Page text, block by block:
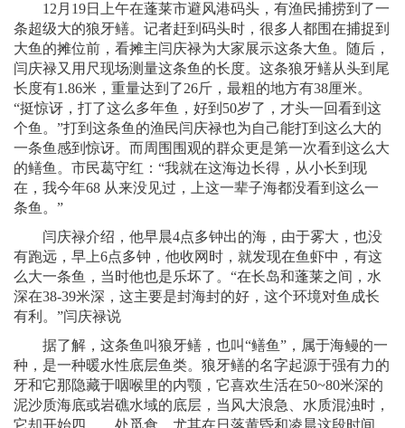
12月19日上午在蓬莱市避风港码头，有渔民捕捞到了一
条超级大的狼牙鳝。记者赶到码头时，很多人都围在捕捉到
大鱼的摊位前，看摊主闫庆禄为大家展示这条大鱼。随后，
闫庆禄又用尺现场测量这条鱼的长度。这条狼牙鳝从头到尾
长度有1.86米，重量达到了26斤，最粗的地方有38厘米。
“挺惊讶，打了这么多年鱼，好到50岁了，才头一回看到这
个鱼。”打到这条鱼的渔民闫庆禄也为自己能打到这么大的
一条鱼感到惊讶。而周围围观的群众更是第一次看到这么大
的鳝鱼。市民葛守红：“我就在这海边长得，从小长到现
在，我今年68 从来没见过，上这一辈子海都没看到这么一
条鱼。”
闫庆禄介绍，他早晨4点多钟出的海，由于雾大，也没
有跑远，早上6点多钟，他收网时，就发现在鱼虾中，有这
么大一条鱼，当时他也是乐坏了。“在长岛和蓬莱之间，水
深在38-39米深，这主要是封海封的好，这个环境对鱼成长
有利。”闫庆禄说
据了解，这条鱼叫狼牙鳝，也叫“鳝鱼”，属于海鳗的一
种，是一种暖水性底层鱼类。狼牙鳝的名字起源于强有力的
牙和它那隐藏于咽喉里的内颚，它喜欢生活在50~80米深的
泥沙质海底或岩礁水域的底层，当风大浪急、水质混浊时，